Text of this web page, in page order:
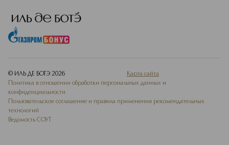
© ИЛЬ ДЕ БОТЭ 2026
Карта сайта
Политика в отношении обработки персональных данных и
конфиденциальности
Пользовательское соглашение и правила применения рекомендательных
технологий
Ведомость СОУТ